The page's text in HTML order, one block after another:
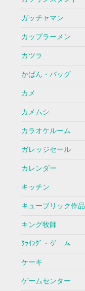
ガッチャマン
カップラーメン
カツラ
かばん・バッグ
カメ
カメムシ
カラオケルーム
ガレッジセール
カレンダー
キッチン
キューブリック作品
キング牧師
ｸﾗｲﾝｸﾞ・ゲーム
ケーキ
ゲームセンター